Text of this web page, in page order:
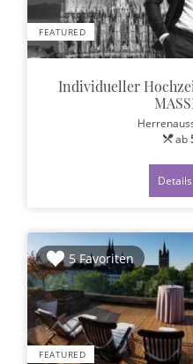
FEATURED
Individueller
ab
5 Favoriten
FEATURED